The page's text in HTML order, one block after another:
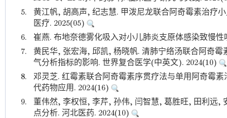
5.
黄江帆, 胡高声, 纪志慧. 甲泼尼龙联合阿奇霉素治疗
医疗. 2025(05)
6.
崔燕. 布地奈德雾化吸入对小儿肺炎支原体感染致慢
7.
黄民华, 张宏海, 邱凯, 杨晓帆. 清肺宁络汤联合阿奇
气分析指标的影响. 世界复合医学(中英文). 2024(10)
8.
邓灵芝. 红霉素联合阿奇霉素序贯疗法与单用阿奇霉
代药物应用. 2024(16)
9.
董伟然, 李权恒, 李芹, 孙伟, 闫智慧, 葛胜旺, 田利远,
点分析. 河北医药. 2024(10)